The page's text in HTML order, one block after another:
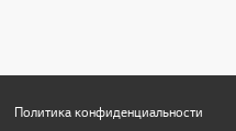
Политика конфиденциальности